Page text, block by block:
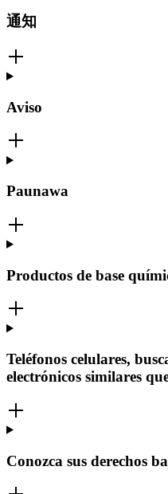
通知
Aviso
Paunawa
Productos de base
Teléfonos celulares,
electrónicos similares
Conozca sus derechos